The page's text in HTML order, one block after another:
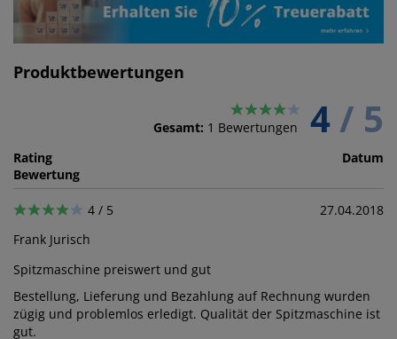
Produktbewertungen
Gesamt: 1 Bewertungen 4/ 5
Rating
Bewertung
Datum
4 / 5
Frank Jurisch
Spitzmaschine preiswert und gut
Bestellung, Lieferung und Bezahlung auf Rechnung wurden
zügig und problemlos erledigt. Qualität der Spitzmaschine ist
gut.
27.04.2018